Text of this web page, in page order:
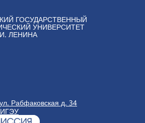
ГОСУДАРСТВЕННЫЙ
УНИВЕРСИТЕТ
ЛЕНИНА
Рабфаковская д. 34
ИГЭУ